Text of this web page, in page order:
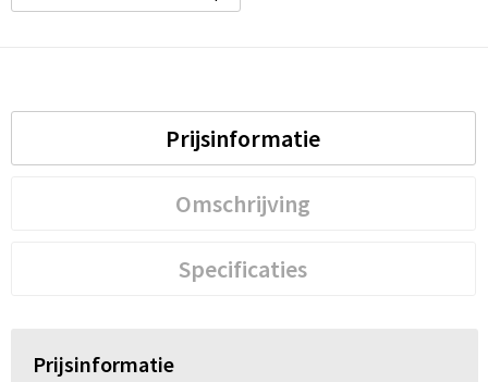
Prijsinformatie
Omschrijving
Specificaties
Prijsinformatie